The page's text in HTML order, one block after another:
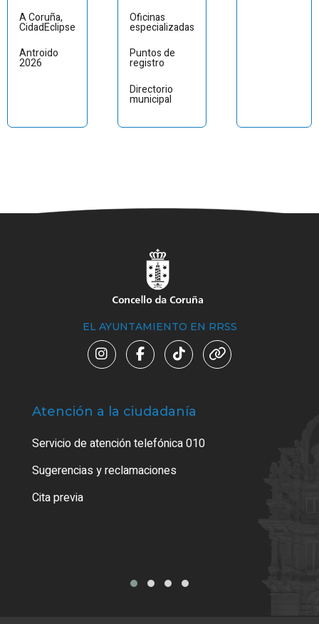
A Coruña,
CidadEclipse
Antroido
2026
Oficinas
especializadas
Puntos de
registro
Directorio
municipal
EL AYUNTAMIENTO EN RRSS
Atención a la ciudadanía
Servicio de atención telefónica 010
Sugerencias y reclamaciones
Cita previa